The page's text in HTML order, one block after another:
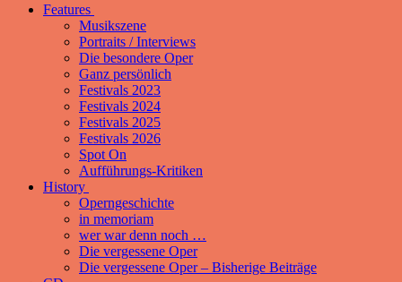
Features
Musikszene
Portraits / Interviews
Die besondere Oper
Ganz persönlich
Festivals 2023
Festivals 2024
Festivals 2025
Festivals 2026
Spot On
Aufführungs-Kritiken
History
Operngeschichte
in memoriam
wer war denn noch …
Die vergessene Oper
Die vergessene Oper – Bisherige Beiträge